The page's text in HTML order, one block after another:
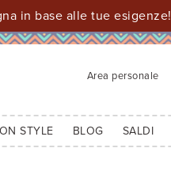
in base alle tue esigenze!
Area personale
STYLE BLOG SALDI